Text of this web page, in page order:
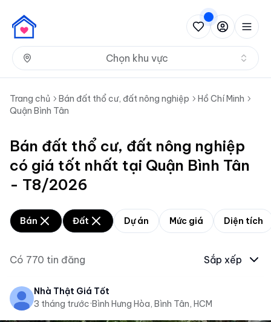
Chọn khu vực
Trang chủ Bán đất thổ cư, đất nông nghiệp
Hồ Chí Minh
Quận Bình Tân
Bán đất thổ cư, đất nông nghiệp
có giá tốt nhất tại Quận Bình Tân
- T8/2026
Bán Đất Dự án Mức giá Diện tích
Có 770 tin đăng Sắp xếp
Nhà Thật Giá Tốt
3 tháng trước·Bình Hưng Hòa, Bình Tân, HCM